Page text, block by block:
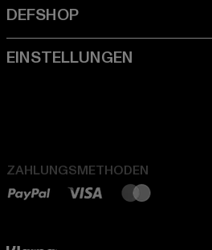
ZAHLUNGSMETHODEN